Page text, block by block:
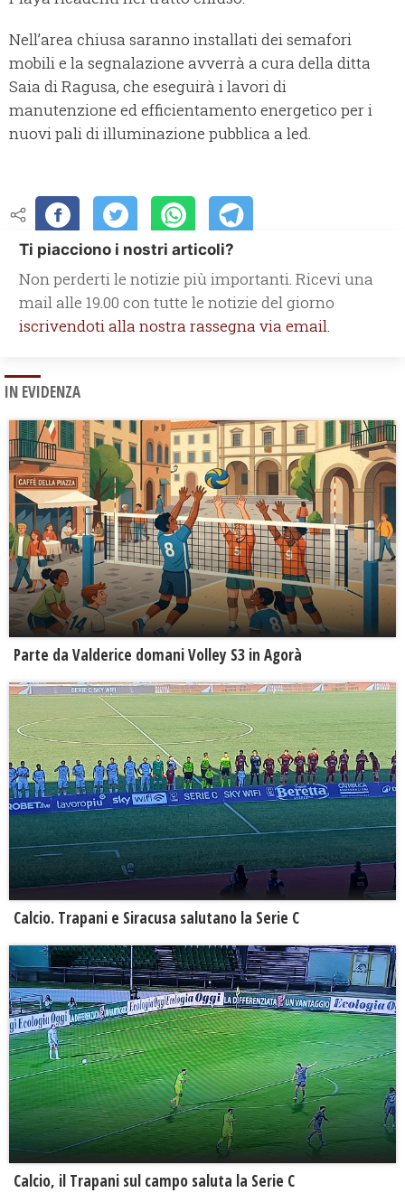
Nell’area chiusa saranno installati dei semafori
mobili e la segnalazione avverrà a cura della ditta
Saia di Ragusa, che eseguirà i lavori di
manutenzione ed efficientamento energetico per i
nuovi pali di illuminazione pubblica a led.
Ti piacciono i nostri articoli?
Non perderti le notizie più importanti. Ricevi una
mail alle 19.00 con tutte le notizie del giorno
iscrivendoti alla nostra rassegna via email.
IN EVIDENZA
Parte da Valderice domani Volley S3 in Agorà
Calcio. Trapani e Siracusa salutano la Serie C
Calcio, il Trapani sul campo saluta la Serie C